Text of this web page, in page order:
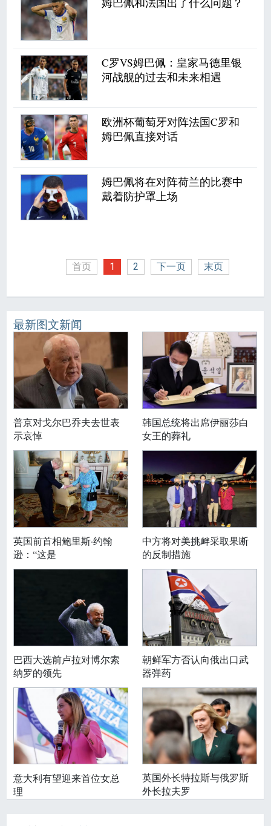
C罗VS姆巴佩：皇家马德里银
河战舰的过去和未来相遇
欧洲杯葡萄牙对阵法国C罗和
姆巴佩直接对话
姆巴佩将在对阵荷兰的比赛中
戴着防护罩上场
首页 1 2 下一页 末页
最新图文新闻
普京对戈尔巴乔夫去世表
示哀悼
韩国总统将出席伊丽莎白
女王的葬礼
英国前首相鲍里斯·约翰
逊：“这是
中方将对美挑衅采取果断
的反制措施
巴西大选前卢拉对博尔索
纳罗的领先
朝鲜军方否认向俄出口武
器弹药
意大利有望迎来首位女总
理
英国外长特拉斯与俄罗斯
外长拉夫罗